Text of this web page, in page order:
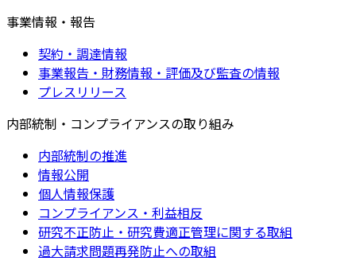
事業情報・報告
契約・調達情報
事業報告・財務情報・評価及び監査の情報
プレスリリース
内部統制・コンプライアンスの取り組み
内部統制の推進
情報公開
個人情報保護
コンプライアンス・利益相反
研究不正防止・研究費適正管理に関する取組
過大請求問題再発防止への取組